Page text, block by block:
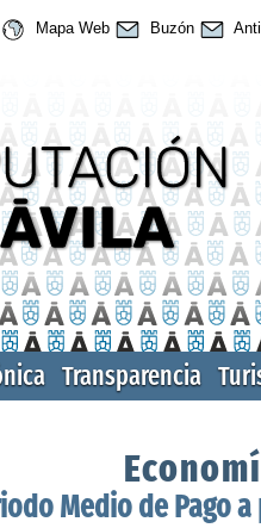
Mapa Web Buzón
Transparencia
Medio de Pago